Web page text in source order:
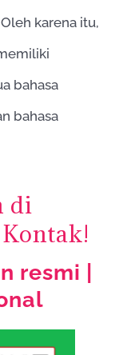
karena itu,
bahasa
bahasa
di
resmi |